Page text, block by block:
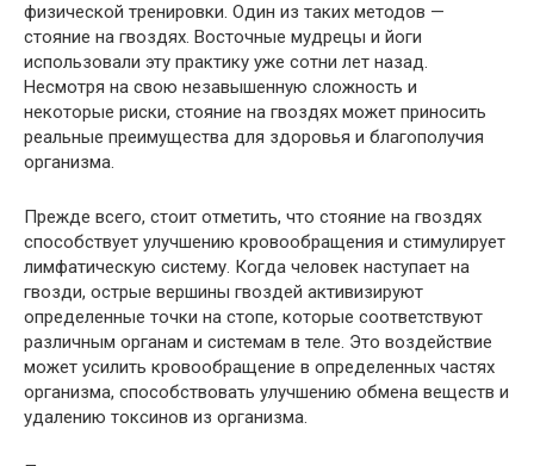
физической тренировки. Один из таких методов —
стояние на гвоздях. Восточные мудрецы и йоги
использовали эту практику уже сотни лет назад.
Несмотря на свою незавышенную сложность и
некоторые риски, стояние на гвоздях может приносить
реальные преимущества для здоровья и благополучия
организма.
Прежде всего, стоит отметить, что стояние на гвоздях
способствует улучшению кровообращения и стимулирует
лимфатическую систему. Когда человек наступает на
гвозди, острые вершины гвоздей активизируют
определенные точки на стопе, которые соответствуют
различным органам и системам в теле. Это воздействие
может усилить кровообращение в определенных частях
организма, способствовать улучшению обмена веществ и
удалению токсинов из организма.